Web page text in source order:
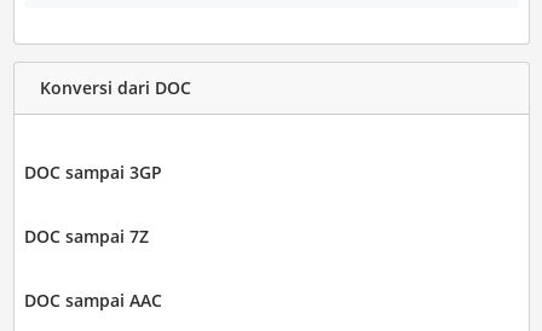
Konversi dari DOC
DOC sampai 3GP
DOC sampai 7Z
DOC sampai AAC